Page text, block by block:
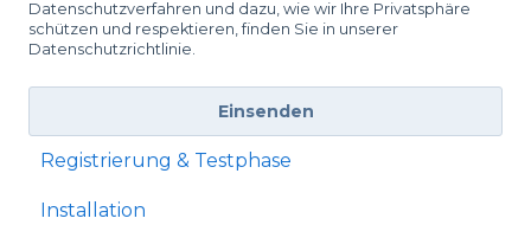
Datenschutzverfahren und dazu, wie wir Ihre Privatsphäre
schützen und respektieren, finden Sie in unserer
Datenschutzrichtlinie.
Registrierung & Testphase
Installation